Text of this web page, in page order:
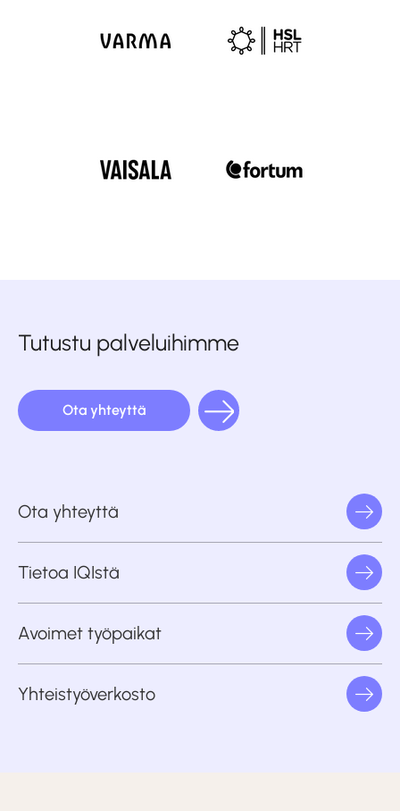
Tutustu palveluihimme
Ota yhteyttä
Ota yhteyttä
Tietoa IQIstä
Avoimet työpaikat
Yhteistyöverkosto